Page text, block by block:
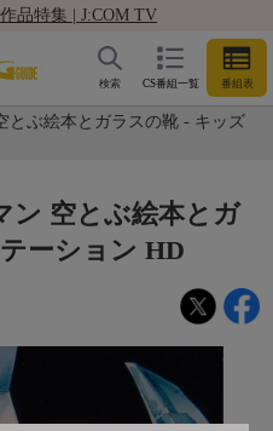
品特集 | J:COM TV
CS番組一覧 番組表
検索
とぶ絵本とガラスの靴 - キッズ
ン 空とぶ絵本とガ
ーション HD